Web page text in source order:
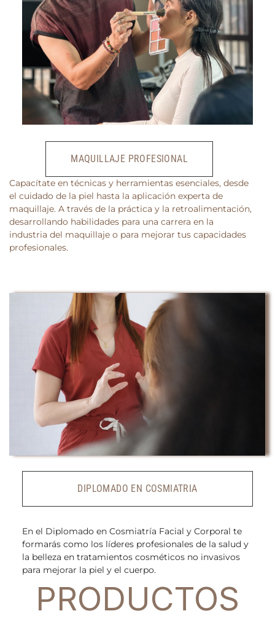
MAQUILLAJE PROFESIONAL
Capacítate en técnicas y herramientas esenciales, desde
el cuidado de la piel hasta la aplicación experta de
maquillaje. A través de la práctica y la retroalimentación,
desarrollando habilidades para una carrera en la
industria del maquillaje o para mejorar tus capacidades
profesionales.
DIPLOMADO EN COSMIATRIA
En el Diplomado en Cosmiatría Facial y Corporal te
formarás como los líderes profesionales de la salud y
la belleza en tratamientos cosméticos no invasivos
para mejorar la piel y el cuerpo.
PRODUCTOS